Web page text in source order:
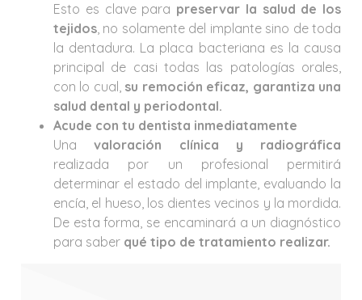
Esto es clave para preservar la salud de los
tejidos, no solamente del implante sino de toda
la dentadura. La placa bacteriana es la causa
principal de casi todas las patologías orales,
con lo cual, su remoción eficaz, garantiza una
salud dental y periodontal.
Acude con tu dentista inmediatamente
Unavaloración clínica y radiográfica
realizada por un profesional permitirá
determinar el estado del implante, evaluando la
encía, el hueso, los dientes vecinos y la mordida.
De esta forma, se encaminará a un diagnóstico
para saber qué tipo de tratamiento realizar.